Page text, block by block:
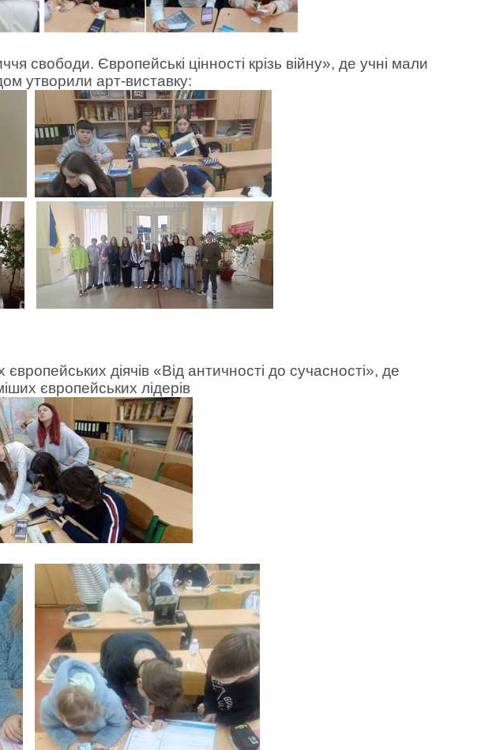
свободи. Європейські цінності крізь війну», де учні мали
утворили арт-виставку:
діячів «Від античності до сучасності», де
європейських лідерів